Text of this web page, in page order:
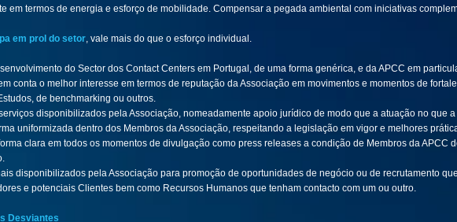
em termos de energia e esforço de mobilidade. Compensar a pegada ambiental com iniciativas
em prol do setor, vale mais do que o esforço individual.
do Sector dos Contact Centers em Portugal, de uma forma genérica, e da APCC em
conta o melhor interesse em termos de reputação da Associação em movimentos e momentos de
de benchmarking ou outros.
disponibilizados pela Associação, nomeadamente apoio jurídico de modo que a atuação no que
uniformizada dentro dos Membros da Associação, respeitando a legislação em vigor e melhores
clara em todos os momentos de divulgação como press releases a condição de Membros da APCC
disponibilizados pela Associação para promoção de oportunidades de negócio ou de recrutamento
e potenciais Clientes bem como Recursos Humanos que tenham contacto com um ou outro.
Desviantes